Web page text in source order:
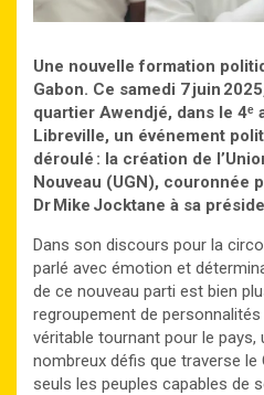
Une nouvelle formation
Gabon. Ce samedi 7 juin
quartier Awendjé, dans le 4ᵉ
Libreville, un événement
déroulé : la création de
Nouveau (UGN), couronnée
Dr Mike Jocktane à sa
Dans son discours pour la
parlé avec émotion et
de ce nouveau parti est bien
regroupement de
véritable tournant pour le pays,
nombreux défis que traverse le
seuls les peuples capables de